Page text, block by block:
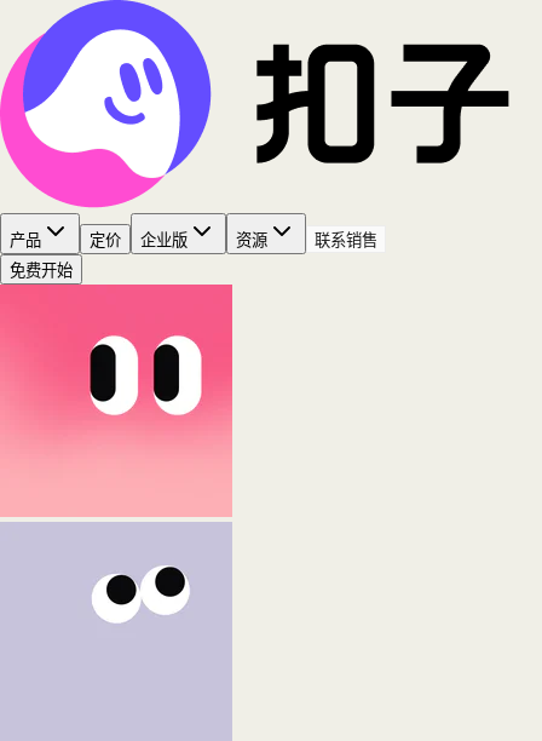
产品 定价 企业版 资源
联系销售
免费开始